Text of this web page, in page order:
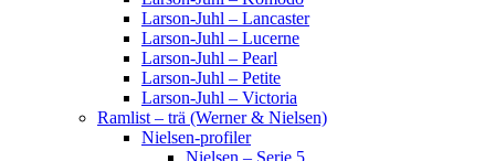
Larson-Juhl – Lancaster
Larson-Juhl – Lucerne
Larson-Juhl – Pearl
Larson-Juhl – Petite
Larson-Juhl – Victoria
Ramlist – trä (Werner & Nielsen)
Nielsen-profiler
Nielsen – Serie 5